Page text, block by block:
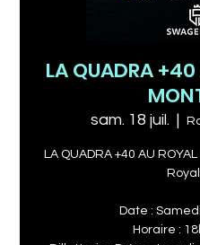
LA QUADRA
sam. 18 juil.
LA QUADRA +40 AU
Date :
Horaire :